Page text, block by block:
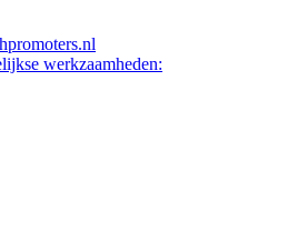
werkzaamheden: